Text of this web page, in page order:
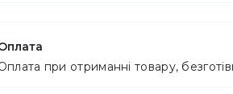
при отриманні товару,